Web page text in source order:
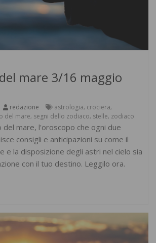
mare 3/16 maggio
redazione astrologia, crociera,
del mare, segni dello zodiaco, stelle, zodiaco
del mare, l'oroscopo che ogni due
consigli e anticipazioni su come il
e la disposizione degli astri nel cielo sia
con il tuo destino. Leggilo ora.